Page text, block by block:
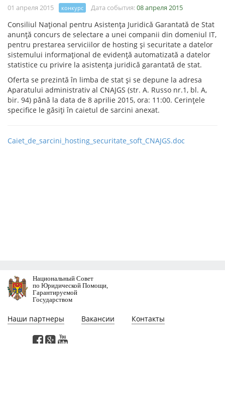
01 апреля 2015 конкурс Дата события:08 апреля 2015
Consiliul Naţional pentru Asistenţa Juridică Garantată de Stat
anunţă concurs de selectare a unei companii din domeniul IT,
pentru prestarea serviciilor de hosting şi securitate a datelor
sistemului informaţional de evidenţă automatizată a datelor
statistice cu privire la asistenţa juridică garantată de stat.
Oferta se prezintă în limba de stat şi se depune la adresa
Aparatului administrativ al CNAJGS (str. A. Russo nr.1, bl. A,
bir. 94) până la data de 8 aprilie 2015, ora: 11:00. Cerinţele
specifice le găsiţi în caietul de sarcini anexat.
Caiet_de_sarcini_hosting_securitate_soft_CNAJGS.doc
Национальный Совет
по Юридической Помощи,
Гарантируемой
Государством
Наши партнеры Вакансии Контакты